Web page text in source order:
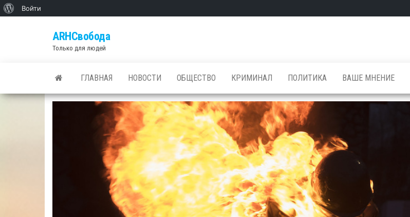
Войти
ARHСвобода
Только для людей
ГЛАВНАЯ НОВОСТИ ОБЩЕСТВО КРИМИНАЛ ПОЛИТИКА ВАШЕ МНЕНИЕ